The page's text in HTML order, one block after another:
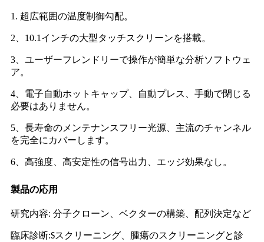
1. 超広範囲の温度制御勾配。
2、10.1インチの大型タッチスクリーンを搭載。
3、ユーザーフレンドリーで操作が簡単な分析ソフトウェ
ア。
4、電子自動ホットキャップ、自動プレス、手動で閉じる
必要はありません。
5、長寿命のメンテナンスフリー光源、主流のチャンネル
を完全にカバーします。
6、高強度、高安定性の信号出力、エッジ効果なし。
製品の応用
研究内容: 分子クローン、ベクターの構築、配列決定など
臨床診断:Sスクリーニング、腫瘍のスクリーニングと診